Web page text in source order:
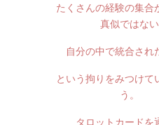
たくさんの経験の集合
真似ではない
自分の中で統合され
という拘りをみつけて
う。
タロットカードを